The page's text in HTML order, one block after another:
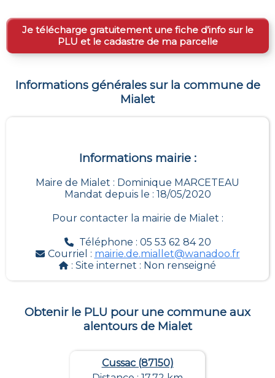
Je télécharge gratuitement une fiche d’info sur le
PLU et le cadastre de ma parcelle
Informations générales sur la commune de
Mialet
Informations mairie :
Maire de Mialet : Dominique MARCETEAU
Mandat depuis le : 18/05/2020
Pour contacter la mairie de Mialet :
Téléphone : 05 53 62 84 20
Courriel : mairie.de.miallet@wanadoo.fr
: Site internet : Non renseigné
Obtenir le PLU pour une commune aux
alentours de Mialet
Cussac (87150)